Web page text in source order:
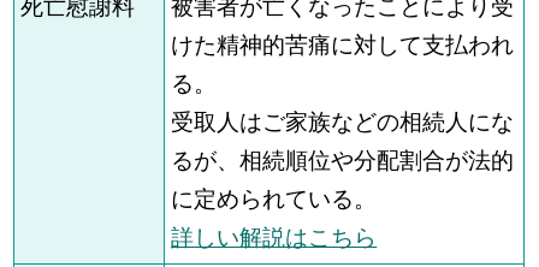
死亡慰謝料
被害者が亡くなったことにより受
けた精神的苦痛に対して支払われ
る。
受取人はご家族などの相続人にな
るが、相続順位や分配割合が法的
に定められている。
詳しい解説はこちら